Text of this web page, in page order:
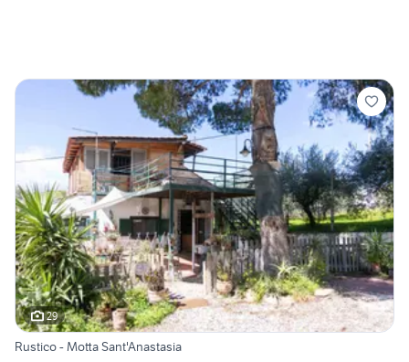
29
Rustico - Motta Sant'Anastasia